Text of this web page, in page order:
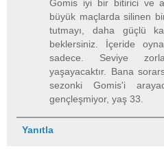
Gomis iyi bir bitirici ve
büyük maçlarda silinen
tutmayı, daha güçlü
beklersiniz. İçeride
sadece. Seviye
yaşayacaktır. Bana
sezonki Gomis'i
gençleşmiyor, yaş 33.
Yanıtla